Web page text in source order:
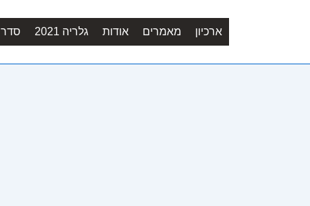
סדר גלריה 2021 אודות מאמרים ארכיון